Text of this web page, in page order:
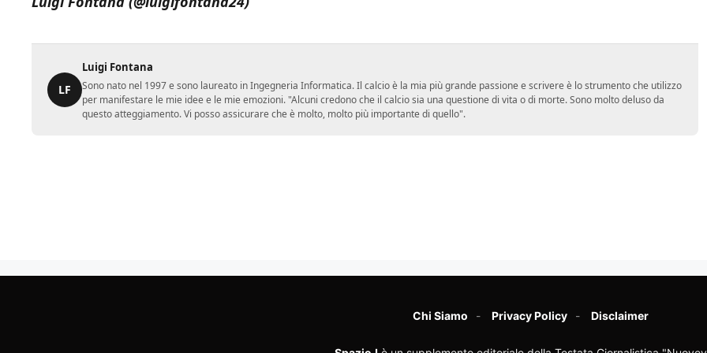
LF
Luigi Fontana
Sono nato nel 1997 e sono laureato in Ingegneria Informatica. Il calcio è la mia più grande passione e scrivere è lo strumento che utilizzo
per manifestare le mie idee e le mie emozioni. "Alcuni credono che il calcio sia una questione di vita o di morte. Sono molto deluso da
questo atteggiamento. Vi posso assicurare che è molto, molto più importante di quello".
Chi Siamo Privacy Policy Disclaimer